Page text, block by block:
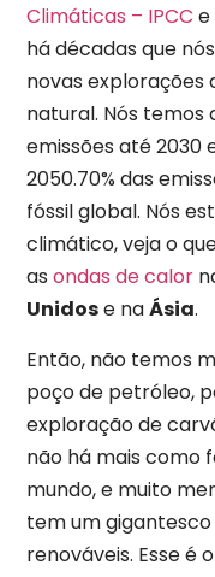
Climáticas – IPCC e
há décadas que
novas explorações
natural. Nós temos
emissões até 2030
2050.70% das
fóssil global. Nós
climático, veja o
as ondas de calor
Unidose naÁsia.
Então, não temos
poço de petróleo,
exploração de
não há mais como
mundo, e muito
tem um
renováveis. Esse é